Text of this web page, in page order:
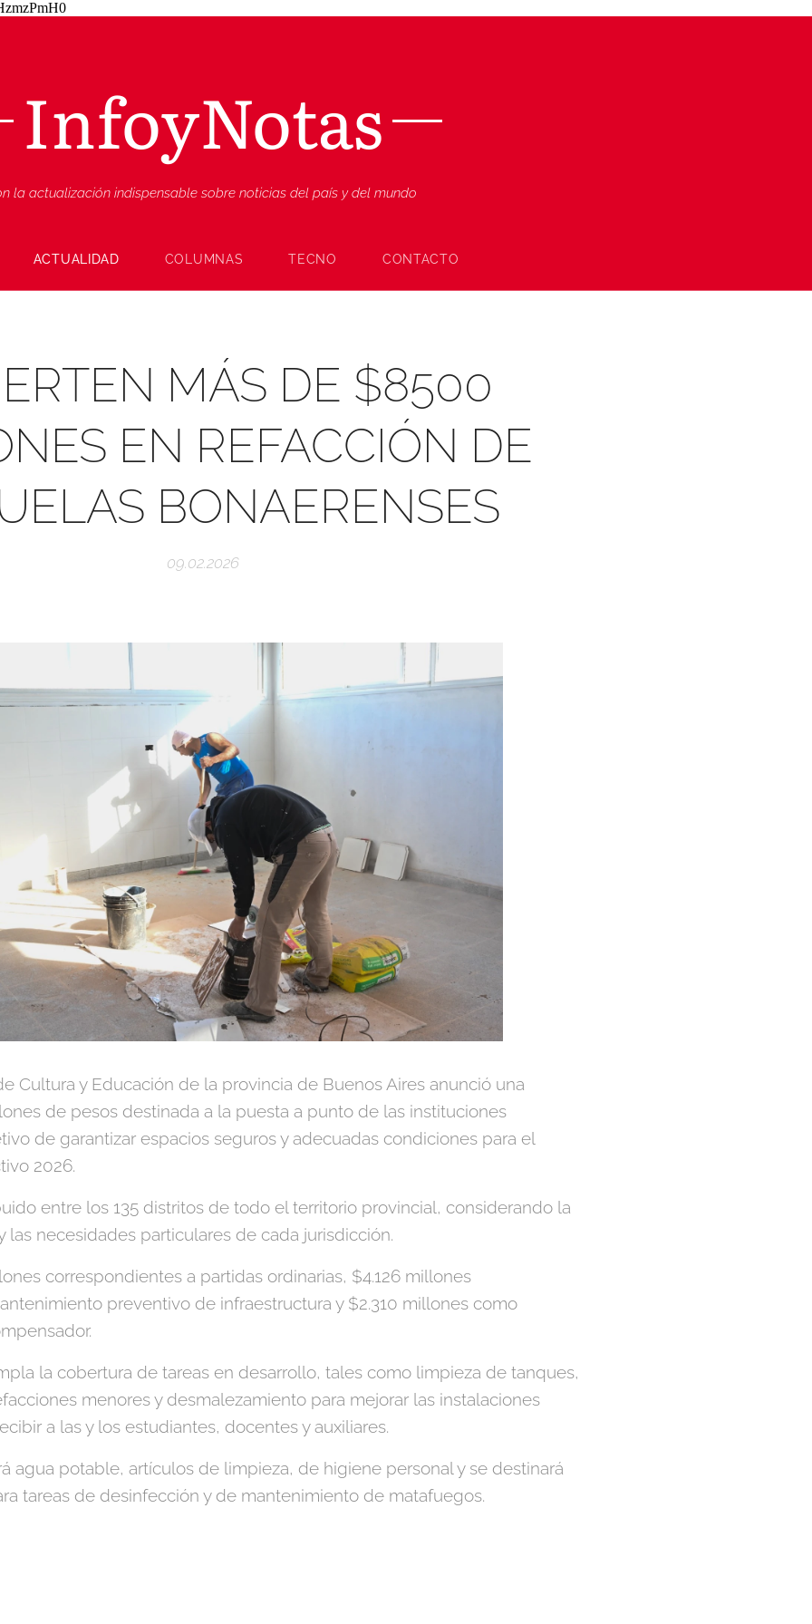
InfoyNotas
la actualización indispensable sobre noticias del país y del mundo
ACTUALIDAD COLUMNAS TECNO CONTACTO
MÁS DE $8500
EN REFACCIÓN DE
BONAERENSES
09.02.2026
Cultura y Educación de la provincia de Buenos Aires anunció una
de pesos destinada a la puesta a punto de las instituciones
de garantizar espacios seguros y adecuadas condiciones para el
2026.
entre los 135 distritos de todo el territorio provincial, considerando la
las necesidades particulares de cada jurisdicción.
correspondientes a partidas ordinarias, $4.126 millones
preventivo de infraestructura y $2.310 millones como
la cobertura de tareas en desarrollo, tales como limpieza de tanques,
menores y desmalezamiento para mejorar las instalaciones
a las y los estudiantes, docentes y auxiliares.
agua potable, artículos de limpieza, de higiene personal y se destinará
tareas de desinfección y de mantenimiento de matafuegos.